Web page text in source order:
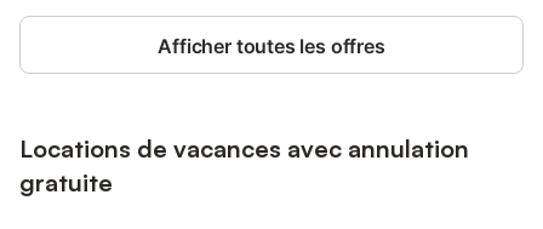
Afficher toutes les offres
Locations de vacances avec annulation
gratuite